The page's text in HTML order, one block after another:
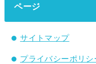
ページ
サイトマップ
プライバシーポリ